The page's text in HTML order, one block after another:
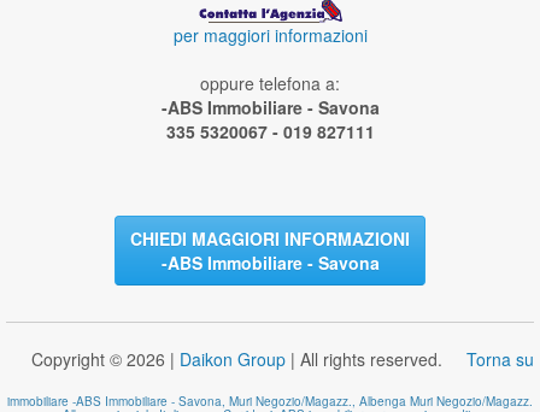
per maggiori informazioni
oppure telefona a:
-ABS Immobiliare - Savona
335 5320067 - 019 827111
CHIEDI MAGGIORI INFORMAZIONI
-ABS Immobiliare - Savona
Torna su
Copyright © 2026 | Daikon Group| All rights reserved.
immobiliare -ABS Immobiliare - Savona, Muri Negozio/Magazz., Albenga Muri Negozio/Magazz.